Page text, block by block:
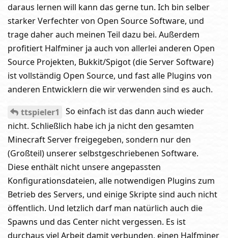
daraus lernen will kann das gerne tun. Ich bin selber
starker Verfechter von Open Source Software, und
trage daher auch meinen Teil dazu bei. Außerdem
profitiert Halfminer ja auch von allerlei anderen Open
Source Projekten, Bukkit/Spigot (die Server Software)
ist vollständig Open Source, und fast alle Plugins von
anderen Entwicklern die wir verwenden sind es auch.
ttspieler1
So einfach ist das dann auch wieder
nicht. Schließlich habe ich ja nicht den gesamten
Minecraft Server freigegeben, sondern nur den
(Großteil) unserer selbstgeschriebenen Software.
Diese enthält nicht unsere angepassten
Konfigurationsdateien, alle notwendigen Plugins zum
Betrieb des Servers, und einige Skripte sind auch nicht
öffentlich. Und letzlich darf man natürlich auch die
Spawns und das Center nicht vergessen. Es ist
durchaus viel Arbeit damit verbunden, einen Halfminer